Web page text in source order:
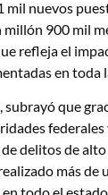
mil nuevos
900 mil
refleja el
en toda
que
federales
delitos de
más de